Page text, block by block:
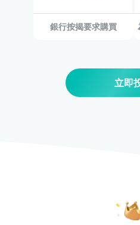
銀行按揭要求購買
立即